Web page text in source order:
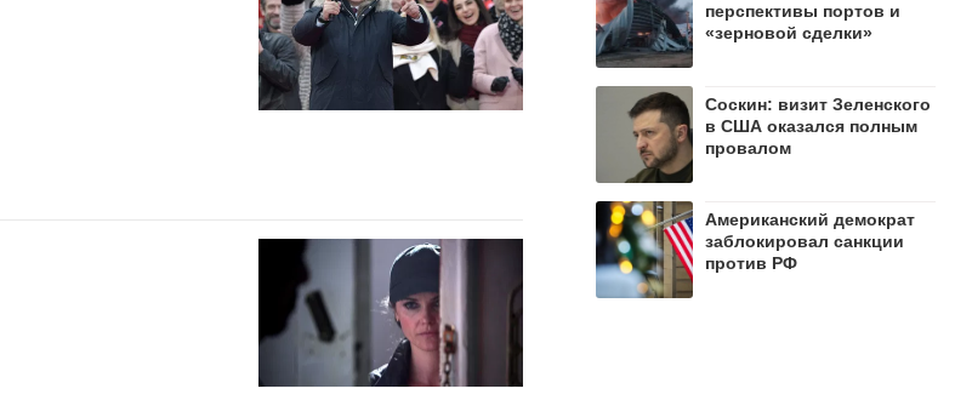
перспективы портов и
«зерновой сделки»
Соскин: визит Зеленского
в США оказался полным
провалом
Американский демократ
заблокировал санкции
против РФ